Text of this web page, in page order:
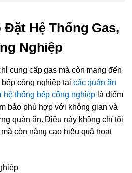
Đặt Hệ Thống Gas,
Nghiệp
cung cấp gas mà còn mang đến
công nghiệp tại các quán ăn
hệ thống bếp công nghiệp là điểm
bảo phù hợp với không gian và
quán ăn. Điều này không chỉ tối
còn nâng cao hiệu quả hoạt